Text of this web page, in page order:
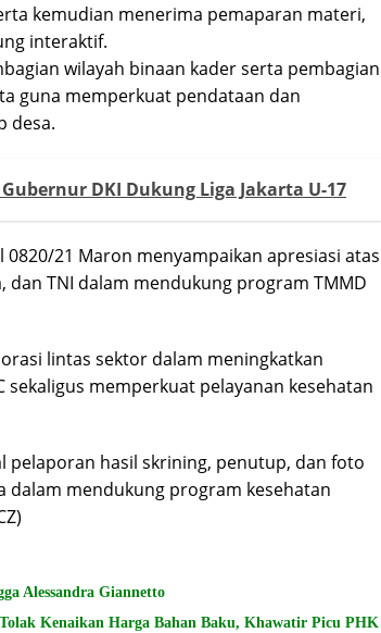
kemudian menerima pemaparan materi,
interaktif.
wilayah binaan kader serta pembagian
guna memperkuat pendataan dan
desa.
DKI Dukung Liga Jakarta U-17
21 Maron menyampaikan apresiasi atas
TNI dalam mendukung program TMMD
lintas sektor dalam meningkatkan
memperkuat pelayanan kesehatan
pelaporan hasil skrining, penutup, dan foto
dalam mendukung program kesehatan
Alessandra Giannetto
Kenaikan Harga Bahan Baku, Khawatir Picu PHK